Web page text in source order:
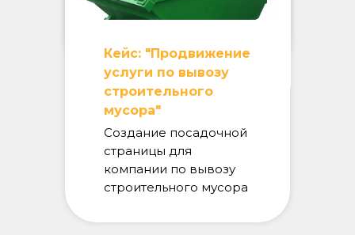
Создание посадочной
страницы для
компании по вывозу
строительного мусора
Кейс: "Продвижение
услуги по вывозу
строительного
мусора"